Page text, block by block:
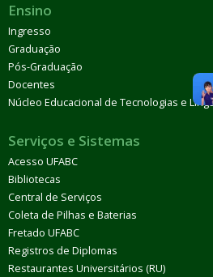
Ensino
Ingresso
Graduação
Pós-Graduação
Docentes
Núcleo Educacional de Tecnologias e
Serviços e Sistemas
Acesso UFABC
Bibliotecas
Central de Serviços
Coleta de Pilhas e Baterias
Fretado UFABC
Registros de Diplomas
Restaurantes Universitários (RU)